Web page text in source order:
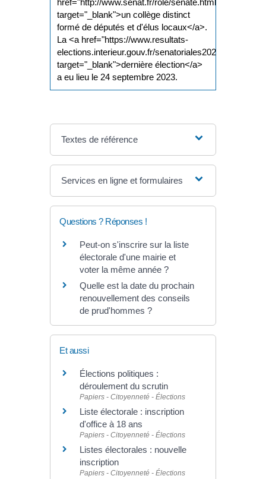
href="http://www.senat.fr/role/senate.html"
target="_blank">un collège distinct
formé de députés et d'élus locaux</a>.
La <a href="https://www.resultats-
elections.interieur.gouv.fr/senatoriales2023/"
target="_blank">dernière élection</a>
a eu lieu le 24 septembre 2023.
Textes de référence
Services en ligne et formulaires
Questions ? Réponses !
Peut-on s'inscrire sur la liste
électorale d'une mairie et
voter la même année ?
Quelle est la date du prochain
renouvellement des conseils
de prud'hommes ?
Et aussi
Élections politiques :
déroulement du scrutin
Papiers - Citoyenneté - Élections
Liste électorale : inscription
d'office à 18 ans
Papiers - Citoyenneté - Élections
Listes électorales : nouvelle
inscription
Papiers - Citoyenneté - Élections